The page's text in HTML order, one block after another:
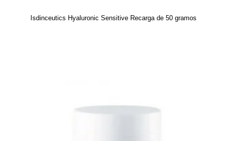
Isdinceutics Hyaluronic Sensitive Recarga de 50 gramos